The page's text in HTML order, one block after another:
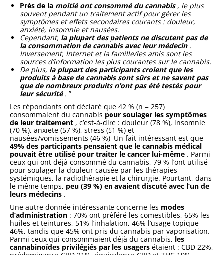
Près de la moitié ont consommé du cannabis, le plus
souvent pendant un traitement actif pour gérer les
symptômes et effets secondaires courants : douleur,
anxiété, insomnie et nausées.
Cependant, la plupart des patients ne discutent pas de
la consommation de cannabis avec leur médecin.
Inversement, Internet et la famille/les amis sont les
sources d’information les plus courantes sur le cannabis.
De plus, la plupart des participants croient que les
produits à base de cannabissont sûrs et ne savent pas
que de nombreux produits n’ont pas été testés pour
leur sécurité. ”
Les répondants ont déclaré que 42 % (n = 257)
consommaient du cannabis pour soulager les symptômes
de leur traitement , c’est-à-dire : douleur (78 %), insomnie
(70 %), anxiété (57 %), stress (51 %) et
nausées/vomissements (46 %). Un fait intéressant est que
49% des participants pensaient que le cannabis médical
pouvait être utilisé pour traiter le cancer lui-même . Parmi
ceux qui ont déjà consommé du cannabis, 79 % l’ont utilisé
pour soulager la douleur causée par les thérapies
systémiques, la radiothérapie et la chirurgie. Pourtant, dans
le même temps, peu (39 %) en avaient discuté avec l’un de
leurs médecins .
Une autre donnée intéressante concerne les modes
d’administration : 70% ont préféré les comestibles, 65% les
huiles et teintures, 51% l’inhalation, 46% l’usage topique
46%, tandis que 45% ont pris du cannabis par vaporisation.
Parmi ceux qui consommaient déjà du cannabis, les
cannabinoïdes privilégiés par les usagers étaient : CBD 22%,